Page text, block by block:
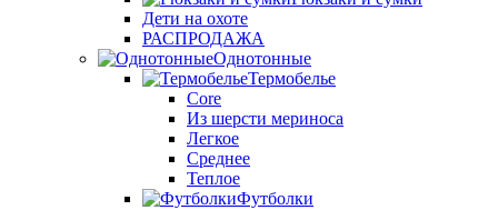
Дети на охоте
РАСПРОДАЖА
Однотонные
Термобелье
Core
Из шерсти мериноса
Легкое
Среднее
Теплое
Футболки